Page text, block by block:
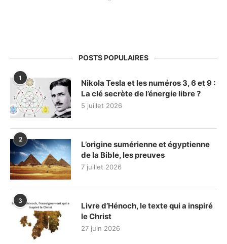
POSTS POPULAIRES
1
Nikola Tesla et les numéros 3, 6 et 9 :
La clé secrète de l’énergie libre ?
5 juillet 2026
2
L’origine sumérienne et égyptienne
de la Bible, les preuves
7 juillet 2026
3
Livre d’Hénoch, le texte qui a inspiré
le Christ
27 juin 2026